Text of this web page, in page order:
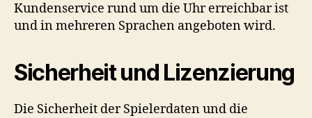
Kundenservice rund um die Uhr erreichbar ist
und in mehreren Sprachen angeboten wird.
Sicherheit und Lizenzierung
Die Sicherheit der Spielerdaten und die